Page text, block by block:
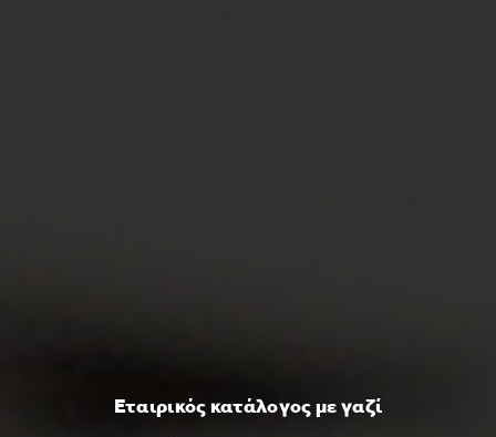
Εταιρικός κατάλογος με γαζί